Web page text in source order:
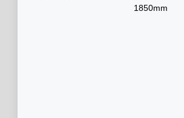
1850mm